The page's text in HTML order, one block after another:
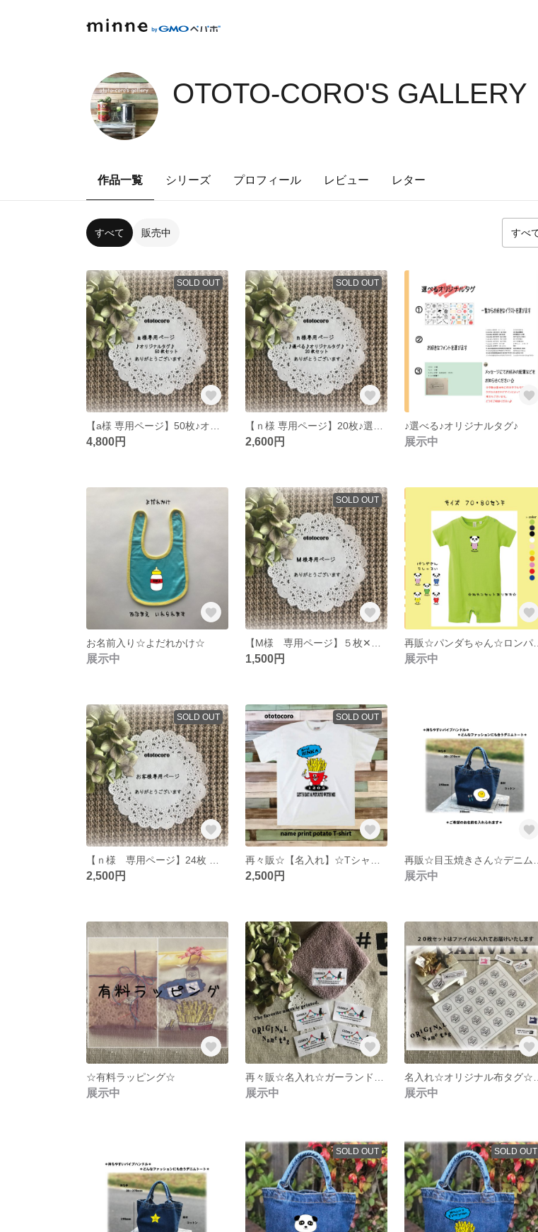
OTOTO-CORO'S GALLERY
作品一覧 シリーズ プロフィール レビュー レター
すべて 販売中
SOLD OUT
4,800円
SOLD OUT
2,600円
♪選べる♪オリジナルタグ♪
展示中
お名前入り☆よだれかけ☆
展示中
SOLD OUT
1,500円
再販☆パンダちゃん☆ロンパース☆名入れ可
展示中
SOLD OUT
2,500円
SOLD OUT
2,500円 展示中
☆有料ラッピング☆
展示中 展示中 展示中
SOLD OUT SOLD OUT